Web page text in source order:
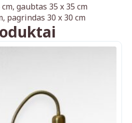
gaubtas 35 x 35 cm
pagrindas 30 x 30 cm